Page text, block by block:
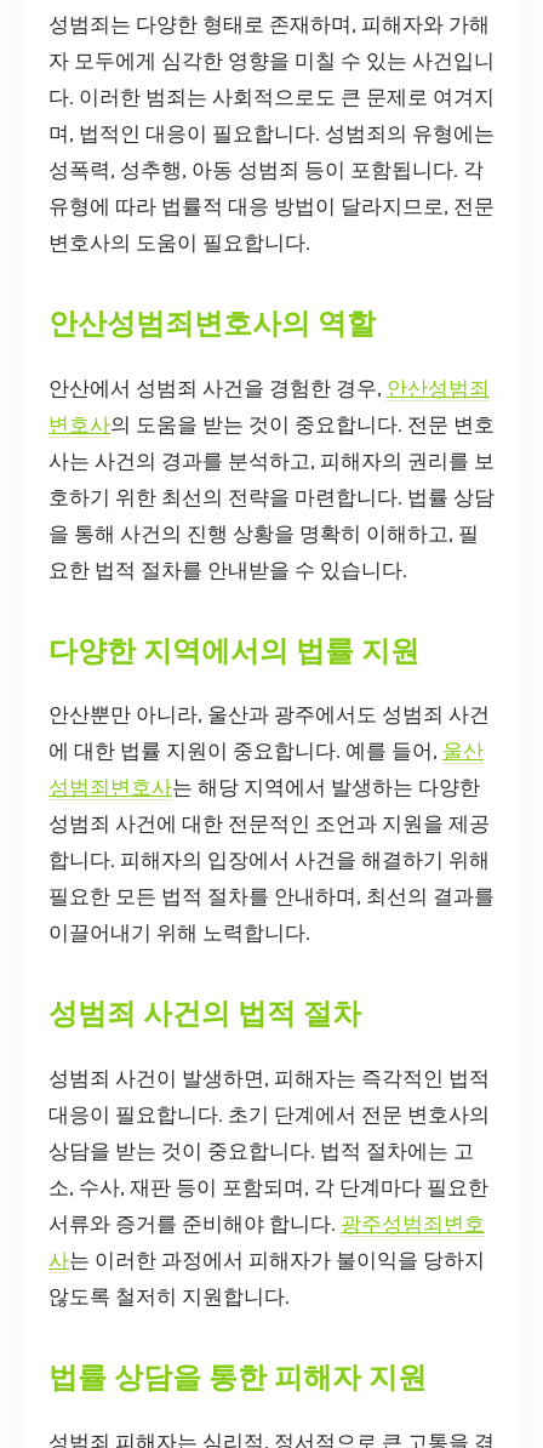
성범죄는 다양한 형태로 존재하며, 피해자와 가해
자 모두에게 심각한 영향을 미칠 수 있는 사건입니
다. 이러한 범죄는 사회적으로도 큰 문제로 여겨지
며, 법적인 대응이 필요합니다. 성범죄의 유형에는
성폭력, 성추행, 아동 성범죄 등이 포함됩니다. 각
유형에 따라 법률적 대응 방법이 달라지므로, 전문
변호사의 도움이 필요합니다.
안산성범죄변호사의 역할
안산에서 성범죄 사건을 경험한 경우, 안산성범죄
변호사의 도움을 받는 것이 중요합니다. 전문 변호
사는 사건의 경과를 분석하고, 피해자의 권리를 보
호하기 위한 최선의 전략을 마련합니다. 법률 상담
을 통해 사건의 진행 상황을 명확히 이해하고, 필
요한 법적 절차를 안내받을 수 있습니다.
다양한 지역에서의 법률 지원
안산뿐만 아니라, 울산과 광주에서도 성범죄 사건
에 대한 법률 지원이 중요합니다. 예를 들어, 울산
성범죄변호사는 해당 지역에서 발생하는 다양한
성범죄 사건에 대한 전문적인 조언과 지원을 제공
합니다. 피해자의 입장에서 사건을 해결하기 위해
필요한 모든 법적 절차를 안내하며, 최선의 결과를
이끌어내기 위해 노력합니다.
성범죄 사건의 법적 절차
성범죄 사건이 발생하면, 피해자는 즉각적인 법적
대응이 필요합니다. 초기 단계에서 전문 변호사의
상담을 받는 것이 중요합니다. 법적 절차에는 고
소, 수사, 재판 등이 포함되며, 각 단계마다 필요한
서류와 증거를 준비해야 합니다. 광주성범죄변호
사는 이러한 과정에서 피해자가 불이익을 당하지
않도록 철저히 지원합니다.
법률 상담을 통한 피해자 지원
성범죄 피해자는 심리적, 정서적으로 큰 고통을 겪